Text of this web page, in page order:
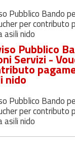
Pubblico Bando
per contributo
nido
Pubblico
Servizi -
nido
Pubblico Bando
per contributo
nido